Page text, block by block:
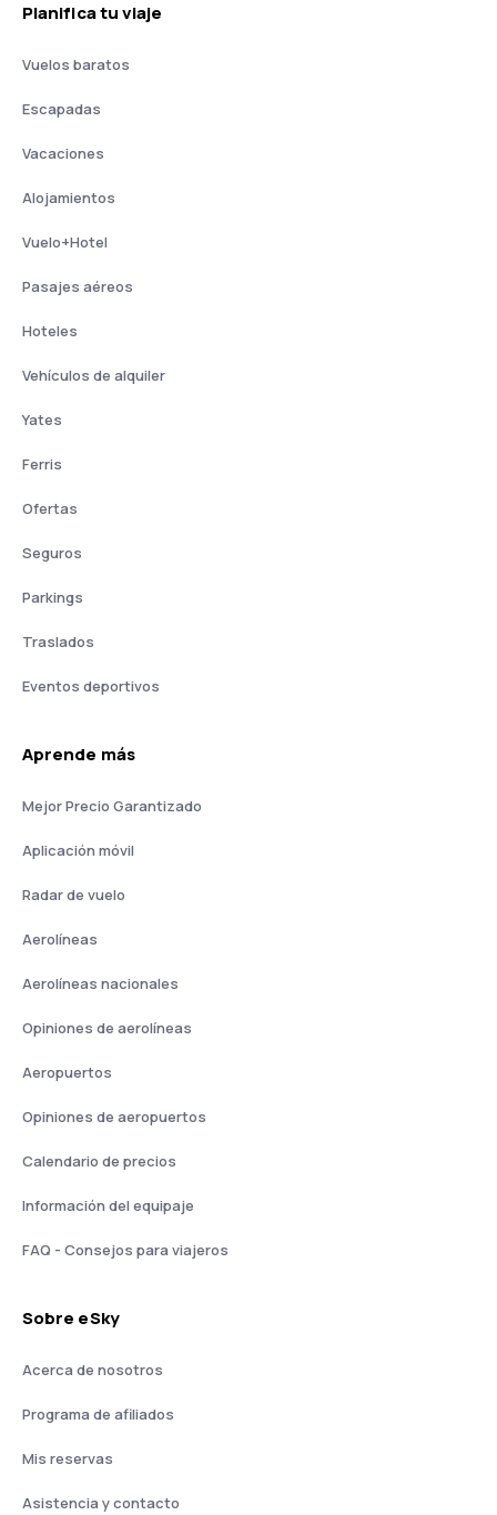
Planifica tu viaje
Vuelos baratos
Escapadas
Vacaciones
Alojamientos
Vuelo+Hotel
Pasajes aéreos
Hoteles
Vehículos de alquiler
Yates
Ferris
Ofertas
Seguros
Parkings
Traslados
Eventos deportivos
Aprende más
Mejor Precio Garantizado
Aplicación móvil
Radar de vuelo
Aerolíneas
Aerolíneas nacionales
Opiniones de aerolíneas
Aeropuertos
Opiniones de aeropuertos
Calendario de precios
Información del equipaje
FAQ - Consejos para viajeros
Sobre eSky
Acerca de nosotros
Programa de afiliados
Mis reservas
Asistencia y contacto